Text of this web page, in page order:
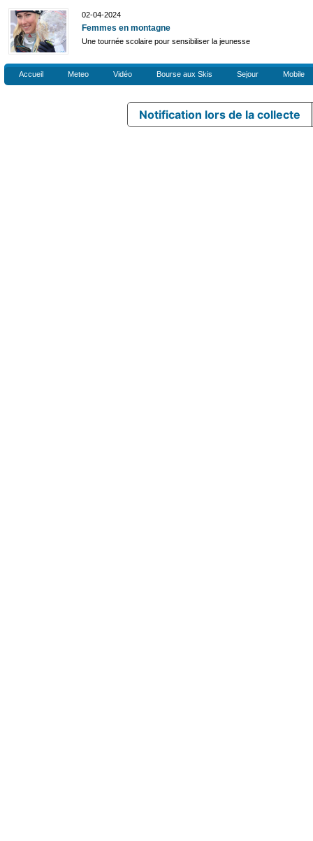
02-04-2024
Femmes en montagne
Une tournée scolaire pour sensibiliser la jeunesse
Accueil Meteo Vidéo Bourse aux Skis Sejour Mobile
Notification lors de la collecte